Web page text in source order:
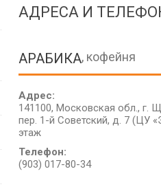
АДРЕСА И
АРАБИКА, кофейня
Адрес:
141100, Московская обл., г.
пер. 1-й Советский, д. 7 (ЦУ
этаж
Телефон:
(903) 017-80-34